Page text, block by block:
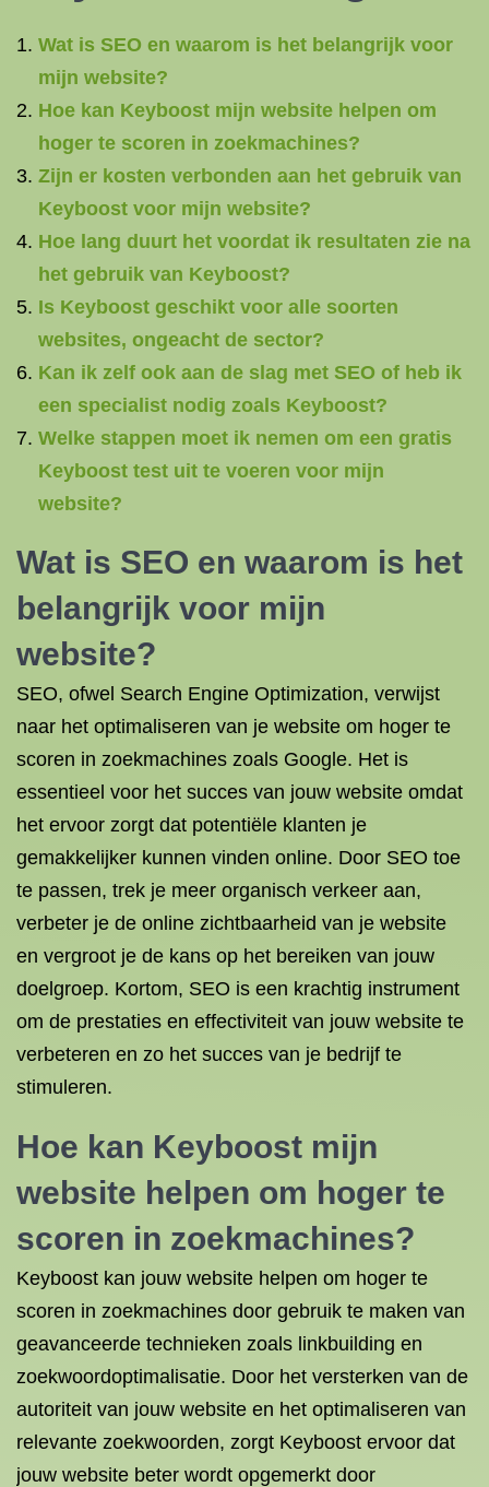
Wat is SEO en waarom is het belangrijk voor
mijn website?
Hoe kan Keyboost mijn website helpen om
hoger te scoren in zoekmachines?
Zijn er kosten verbonden aan het gebruik van
Keyboost voor mijn website?
Hoe lang duurt het voordat ik resultaten zie na
het gebruik van Keyboost?
Is Keyboost geschikt voor alle soorten
websites, ongeacht de sector?
Kan ik zelf ook aan de slag met SEO of heb ik
een specialist nodig zoals Keyboost?
Welke stappen moet ik nemen om een gratis
Keyboost test uit te voeren voor mijn
website?
Wat is SEO en waarom is het
belangrijk voor mijn
website?
SEO, ofwel Search Engine Optimization, verwijst
naar het optimaliseren van je website om hoger te
scoren in zoekmachines zoals Google. Het is
essentieel voor het succes van jouw website omdat
het ervoor zorgt dat potentiële klanten je
gemakkelijker kunnen vinden online. Door SEO toe
te passen, trek je meer organisch verkeer aan,
verbeter je de online zichtbaarheid van je website
en vergroot je de kans op het bereiken van jouw
doelgroep. Kortom, SEO is een krachtig instrument
om de prestaties en effectiviteit van jouw website te
verbeteren en zo het succes van je bedrijf te
stimuleren.
Hoe kan Keyboost mijn
website helpen om hoger te
scoren in zoekmachines?
Keyboost kan jouw website helpen om hoger te
scoren in zoekmachines door gebruik te maken van
geavanceerde technieken zoals linkbuilding en
zoekwoordoptimalisatie. Door het versterken van de
autoriteit van jouw website en het optimaliseren van
relevante zoekwoorden, zorgt Keyboost ervoor dat
jouw website beter wordt opgemerkt door